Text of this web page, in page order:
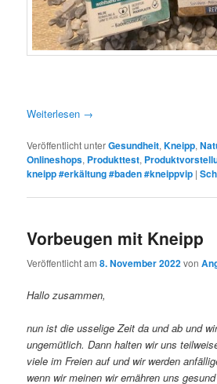
Weiterlesen →
Veröffentlicht unterGesundheit,Kneipp,
Onlineshops, Produkttest,
kneipp #erkältung #baden #kneippvip |
Vorbeugen mit Kneipp
Veröffentlicht am8. November 2022von
Hallo zusammen,
nun ist die usselige Zeit da und ab und
ungemütlich. Dann halten wir uns
viele im Freien auf und wir werden
wenn wir meinen wir ernähren uns